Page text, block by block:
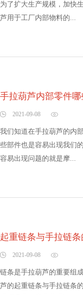
为了扩大生产规模，加快
芦用于工厂内部物料的...
手拉葫芦内部零件
2021-09-08
我们知道在手拉葫芦的内
些部件也是容易出现我们
容易出现问题的就是摩...
起重链条与手拉链条
2021-09-08
链条是手拉葫芦的重要组
芦的起重链条与手拉链条